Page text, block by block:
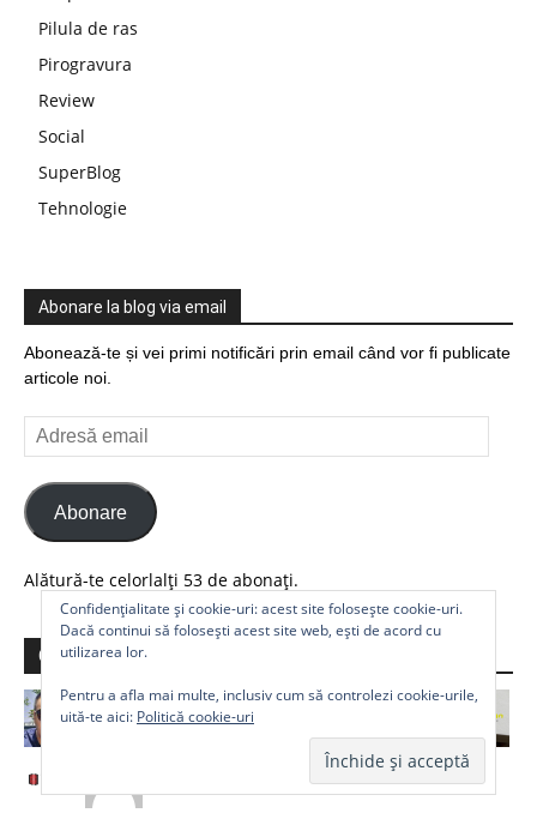
Pilula de ras
Pirogravura
Review
Social
SuperBlog
Tehnologie
Abonare la blog via email
Abonează-te și vei primi notificări prin email când vor fi publicate
articole noi.
Adresă
email
Abonare
Alătură-te celorlalți 53 de abonați.
Comunitate
Confidențialitate și cookie-uri: acest site folosește cookie-uri.
Dacă continui să folosești acest site web, ești de acord cu
utilizarea lor.
Pentru a afla mai multe, inclusiv cum să controlezi cookie-urile,
uită-te aici: Politică cookie-uri